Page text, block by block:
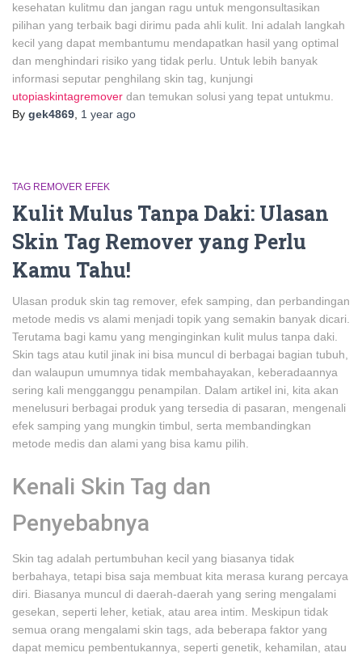
kesehatan kulitmu dan jangan ragu untuk mengonsultasikan
pilihan yang terbaik bagi dirimu pada ahli kulit. Ini adalah langkah
kecil yang dapat membantumu mendapatkan hasil yang optimal
dan menghindari risiko yang tidak perlu. Untuk lebih banyak
informasi seputar penghilang skin tag, kunjungi
utopiaskintagremover dan temukan solusi yang tepat untukmu.
By gek4869 1 year ago
TAG REMOVER EFEK
Kulit Mulus Tanpa Daki: Ulasan
Skin Tag Remover yang Perlu
Kamu Tahu!
Ulasan produk skin tag remover, efek samping, dan perbandingan
metode medis vs alami menjadi topik yang semakin banyak dicari.
Terutama bagi kamu yang menginginkan kulit mulus tanpa daki.
Skin tags atau kutil jinak ini bisa muncul di berbagai bagian tubuh,
dan walaupun umumnya tidak membahayakan, keberadaannya
sering kali mengganggu penampilan. Dalam artikel ini, kita akan
menelusuri berbagai produk yang tersedia di pasaran, mengenali
efek samping yang mungkin timbul, serta membandingkan
metode medis dan alami yang bisa kamu pilih.
Kenali Skin Tag dan
Penyebabnya
Skin tag adalah pertumbuhan kecil yang biasanya tidak
berbahaya, tetapi bisa saja membuat kita merasa kurang percaya
diri. Biasanya muncul di daerah-daerah yang sering mengalami
gesekan, seperti leher, ketiak, atau area intim. Meskipun tidak
semua orang mengalami skin tags, ada beberapa faktor yang
dapat memicu pembentukannya, seperti genetik, kehamilan, atau